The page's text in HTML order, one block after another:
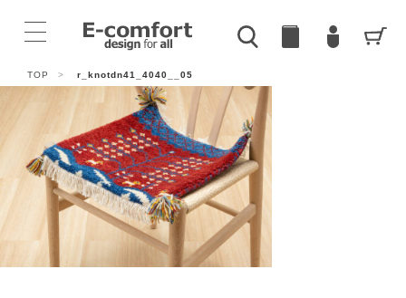
TOP > r_knotdn41_4040__05